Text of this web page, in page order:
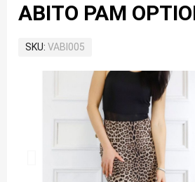
ABITO PAM
SKU VABI005